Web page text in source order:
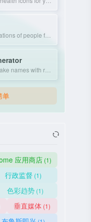
单
应用商店 (1)
行政监督 (1)
色彩趋势 (1)
垂直媒体 (1)